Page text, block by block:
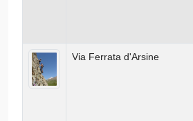
Via Ferrata d'Arsine